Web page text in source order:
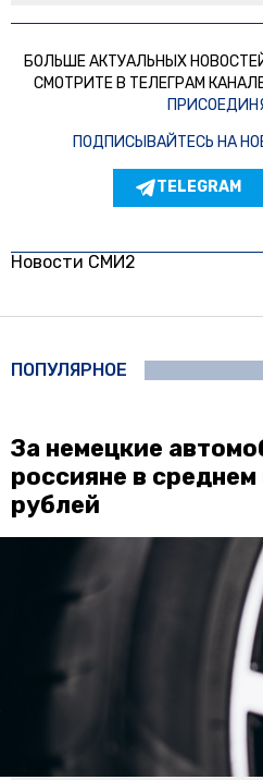
БОЛЬШЕ АКТУАЛЬНЫХ
СМОТРИТЕ В ТЕЛЕГРАМ
ПОДПИСЫВАЙТЕСЬ НА
TELEGRAM
Новости СМИ2
ПОПУЛЯРНОЕ
За немецкие
россияне в среднем
рублей